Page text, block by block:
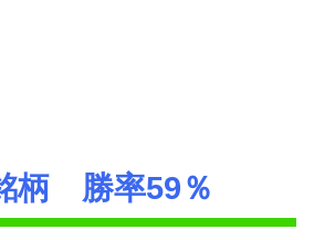
柄 勝率59％